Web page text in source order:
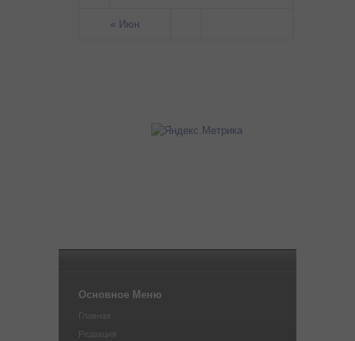
« Июн
Основное Меню
Главная
Редакция